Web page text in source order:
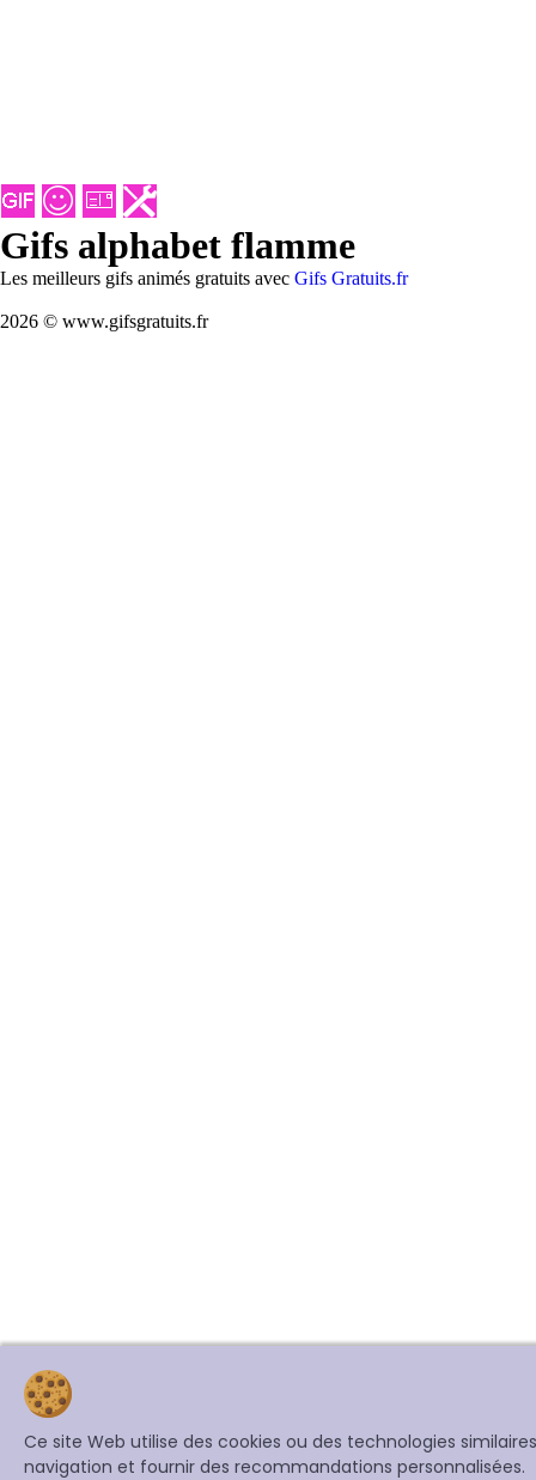
Gifs alphabet flamme
Les meilleurs gifs animés gratuits avec Gifs Gratuits.fr
2026 © www.gifsgratuits.fr
Ce site Web utilise des cookies ou des technologies
navigation et fournir des recommandations personnalisées.